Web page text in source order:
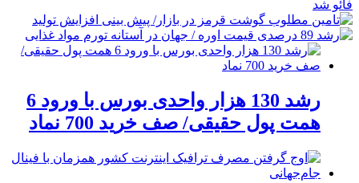
رشد 130 هزار واحدی بورس با ورود 6
همت پول حقیقی/ صف خرید 700 نماد